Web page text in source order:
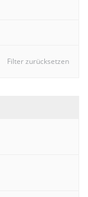
Filter zurücksetzen